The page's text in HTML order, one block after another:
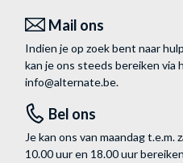
Mail ons
Indien je op zoek bent naar
kan je ons steeds bereiken via
info@alternate.be.
Bel ons
Je kan ons van maandag t.e.m.
10.00 uur en 18.00 uur